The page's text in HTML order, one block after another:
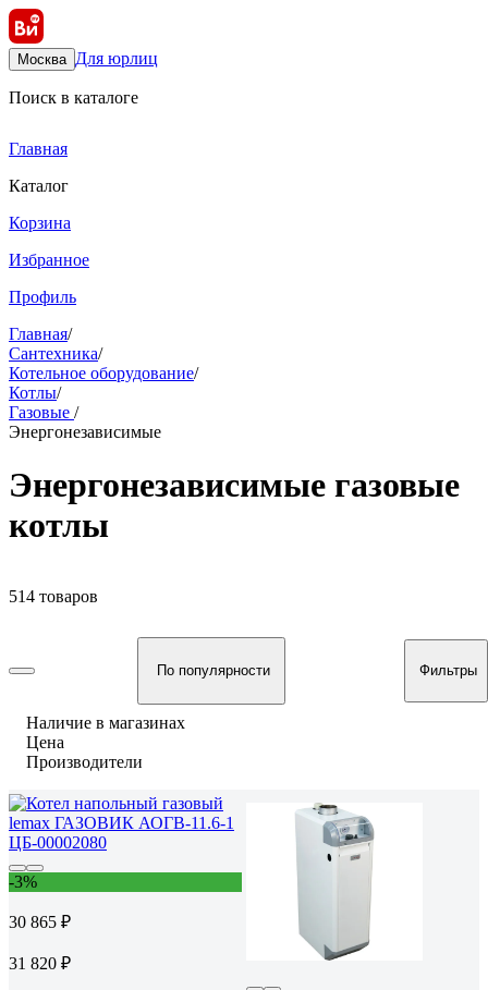
Москва Для юрлиц
Поиск в каталоге
Главная
Каталог
Корзина
Избранное
Профиль
Главная/
Сантехника/
Котельное оборудование/
Котлы/
Газовые /
Энергонезависимые
Энергонезависимые газовые
котлы
514 товаров
По популярности Фильтры
Наличие в магазинах
Цена
Производители
-3%
30 865 ₽
31 820 ₽